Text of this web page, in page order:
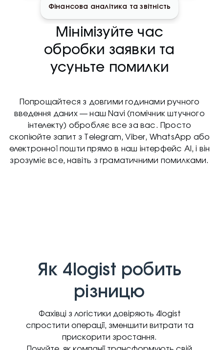
Фінансова аналітика та звітність
Мінімізуйте час
обробки заявки та
усуньте помилки
Попрощайтеся з довгими годинами ручного
введення даних — наш Navi (помічник штучного
інтелекту) обробляє все за вас. Просто
скопіюйте запит з Telegram, Viber, WhatsApp або
електронної пошти прямо в наш інтерфейс AI, і він
зрозуміє все, навіть з граматичними помилками.
Як 4logist робить
різницю
Фахівці з логістики довіряють 4logist
спростити операції, зменшити витрати та
прискорити зростання.